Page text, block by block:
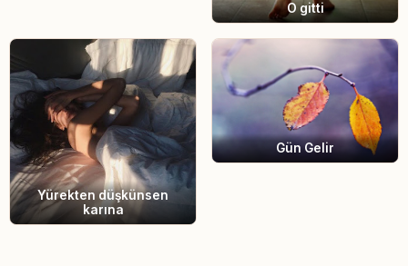
O gitti
Yürekten düşkünsen
karına
Gün Gelir